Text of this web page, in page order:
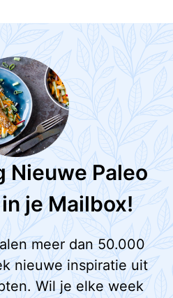
Nieuwe Paleo
je Mailbox!
meer dan 50.000
nieuwe inspiratie uit
Wil je elke week